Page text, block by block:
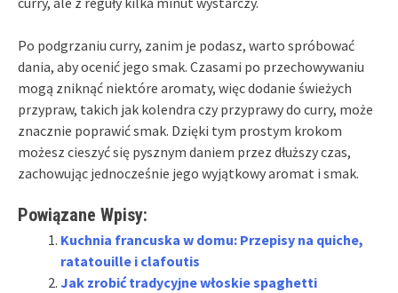
Po podgrzaniu curry, zanim je podasz, warto spróbować
dania, aby ocenić jego smak. Czasami po przechowywaniu
mogą zniknąć niektóre aromaty, więc dodanie świeżych
przypraw, takich jak kolendra czy przyprawy do curry, może
znacznie poprawić smak. Dzięki tym prostym krokom
możesz cieszyć się pysznym daniem przez dłuższy czas,
zachowując jednocześnie jego wyjątkowy aromat i smak.
Powiązane Wpisy:
Kuchnia francuska w domu: Przepisy na quiche,
ratatouille i clafoutis
Jak zrobić tradycyjne włoskie spaghetti